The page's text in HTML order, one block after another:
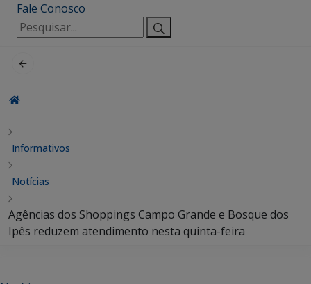
Fale Conosco
Pesquisar
por:
Informativos
Notícias
Agências dos Shoppings Campo Grande e Bosque dos
Ipês reduzem atendimento nesta quinta-feira